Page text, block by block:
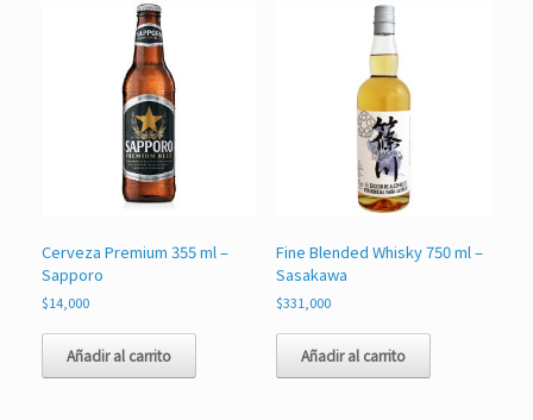
Cerveza Premium 355 ml –
Sapporo
$14,000
Añadir al carrito
Fine Blended Whisky 750 ml –
Sasakawa
$331,000
Añadir al carrito